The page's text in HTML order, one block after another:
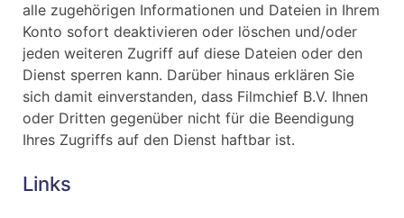
alle zugehörigen Informationen und Dateien in Ihrem
Konto sofort deaktivieren oder löschen und/oder
jeden weiteren Zugriff auf diese Dateien oder den
Dienst sperren kann. Darüber hinaus erklären Sie
sich damit einverstanden, dass Filmchief B.V. Ihnen
oder Dritten gegenüber nicht für die Beendigung
Ihres Zugriffs auf den Dienst haftbar ist.
Links